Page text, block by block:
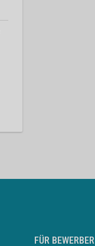
FÜR BEWERBER